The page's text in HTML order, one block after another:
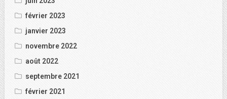
février 2023
janvier 2023
novembre 2022
août 2022
septembre 2021
février 2021